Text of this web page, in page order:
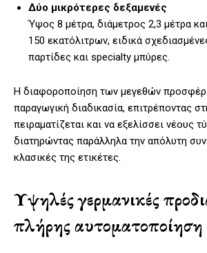
Δύο μικρότερες δεξαμενές
Ύψος 8 μέτρα, διάμετρος 2,3 μέτρα
150 εκατόλιτρων, ειδικά
παρτίδες και specialty μπύρες.
Η διαφοροποίηση των μεγεθών
παραγωγική διαδικασία, επιτρέποντας
πειραματίζεται και να εξελίσσει νέους
διατηρώντας παράλληλα την απόλυτη
κλασικές της ετικέτες.
Υψηλές γερμανικές
πλήρης αυτοματοποίηση